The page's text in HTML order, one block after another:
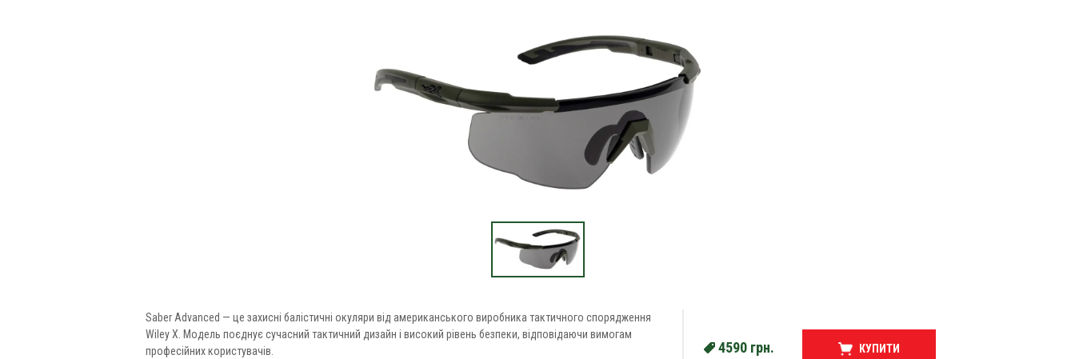
Saber Advanced — це захисні балістичні окуляри від американського виробника тактичного спорядження
Wiley X. Модель поєднує сучасний тактичний дизайн і високий рівень безпеки, відповідаючи вимогам
професійних користувачів.
4590 грн. КУПИТИ